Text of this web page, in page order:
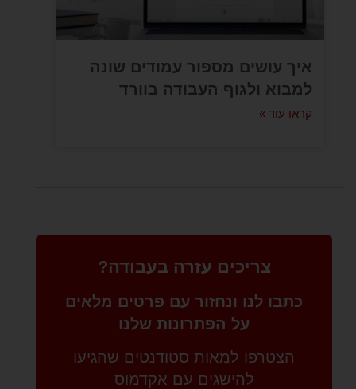
איך עושים מספור עמודים שונה
למבוא ולגוף העבודה בוורד
קראו עוד »
צריכים עזרה בעבודה?
כתבו לנו ונחזור עם פרטים מלאים
על הפתרונות שלנו
הצטרפו למאות סטודנטים שהגיעו
להישגים עם אקדמוס